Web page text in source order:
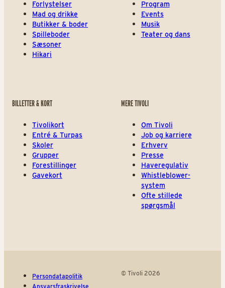
Forlystelser
Mad og drikke
Butikker & boder
Spilleboder
Sæsoner
Hikari
Program
Events
Musik
Teater og dans
BILLETTER & KORT
Tivolikort
Entré & Turpas
Skoler
Grupper
Forestillinger
Gavekort
MERE TIVOLI
Om Tivoli
Job og karriere
Erhverv
Presse
Haveregulativ
Whistleblower-
system
Ofte stillede
spørgsmål
Persondatapolitik
Ansvarsfraskrivelse
© Tivoli 2026